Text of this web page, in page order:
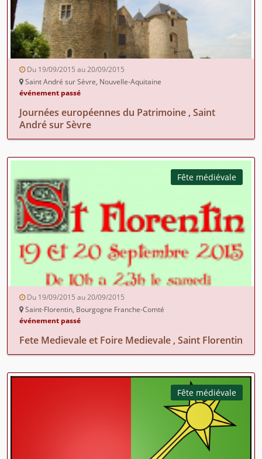
Du 19/09/2015 au 20/09/2015
Saint André sur Sèvre, Nouvelle-Aquitaine
événement passé
Journées européennes du Patrimoine , Saint
André sur Sèvre
Fête médiévale
Du 19/09/2015 au 20/09/2015
Saint-Florentin, Bourgogne Franche-Comté
événement passé
Fete Medievale et Foire Medievale , Saint Florentin
Fête médiévale